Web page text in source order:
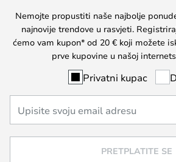
Nemojte propustiti naše najbolje
najnovije trendove u rasvjeti.
ćemo vam kupon* od 20 € koji možete
prve kupovine u našoj
Privatni kupac
PRETPLATITE SE